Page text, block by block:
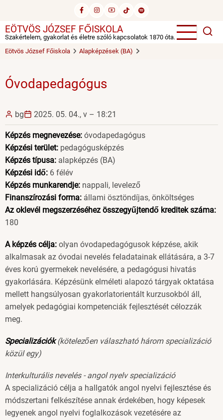
tartalomra
EÖTVÖS JÓZSEF FŐISKOLA
Szakértelem, gyakorlat és életre szóló kapcsolatok 1870 óta.
Eötvös József Főiskola
Alapképzések (BA)
Óvodapedagógus
bg 2025. 05. 04., v – 18:21
Képzés megnevezése: óvodapedagógus
Képzési terület: pedagógusképzés
Képzés típusa: alapképzés (BA)
Képzési idő: 6 félév
Képzés munkarendje: nappali, levelező
Finanszírozási forma: állami ösztöndíjas, önköltséges
Az oklevél megszerzéséhez összegyűjtendő kreditek száma:
180
A képzés célja: olyan óvodapedagógusok képzése, akik
alkalmasak az óvodai nevelés feladatainak ellátására, a 3-7
éves korú gyermekek nevelésére, a pedagógusi hivatás
gyakorlására. Képzésünk elméleti alapozó tárgyak oktatása
mellett hangsúlyosan gyakorlatorientált kurzusokból áll,
amelyek pedagógiai kompetenciák fejlesztését célozzák
meg.
Specializációk(kötelezően válaszható három specializáció
közül egy)
Interkulturális nevelés - angol nyelv specializáció
A specializáció célja a hallgatók angol nyelvi fejlesztése és
módszertani felkészítése annak érdekében, hogy képesek
legyenek angol nyelvi foglalkozások vezetésére az